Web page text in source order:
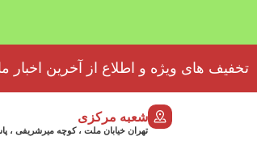
تخفیف های ویژه و اطلاع از آخرین اخبار
شعبه مرکزی
تهران خیابان ملت ، کوچه میرشریفی ، پاساژ آرمان